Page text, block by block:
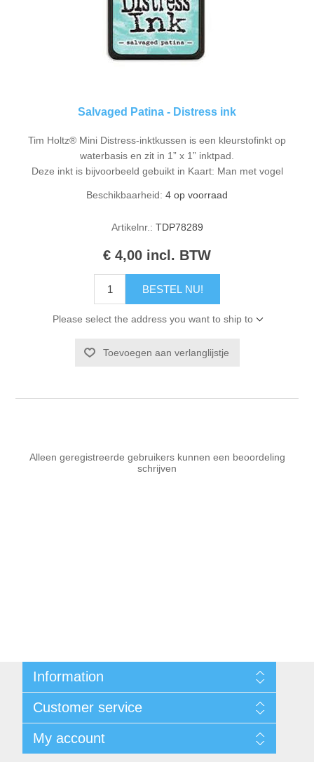
Salvaged Patina - Distress ink
Tim Holtz® Mini Distress-inktkussen is een kleurstofinkt op
waterbasis en zit in 1” x 1” inktpad.
Deze inkt is bijvoorbeeld gebuikt in Kaart: Man met vogel
Beschikbaarheid: 4 op voorraad
Artikelnr.: TDP78289
€ 4,00 incl. BTW
BESTEL NU!
Please select the address you want to ship to
Toevoegen aan verlanglijstje
Alleen geregistreerde gebruikers kunnen een beoordeling
schrijven
Information
Voorwaarden
Over Josephiena
Contact us
Customer service
Recently viewed products
My account